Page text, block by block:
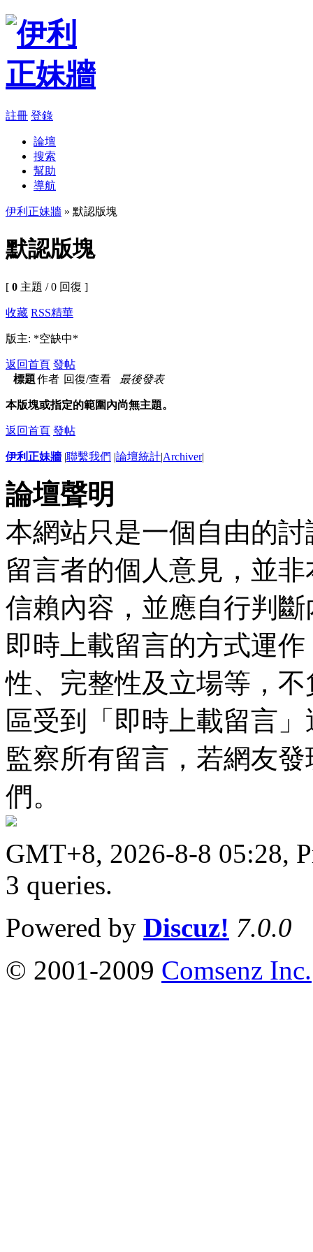
註冊 登錄
論壇
搜索
幫助
導航
伊利正妹牆 » 默認版塊
默認版塊
[ 0 主題 / 0 回復 ]
收藏 RSS精華
版主: *空缺中*
返回首頁 發帖
標題作者 回復/查看 最後發表
本版塊或指定的範圍內尚無主題。
返回首頁 發帖
伊利正妹牆 |聯繫我們 |論壇統計|Archiver|
論壇聲明
本網站只是一個自由的
留言者的個人意見，並
信賴內容，並應自行判
即時上載留言的方式運
性、完整性及立場等，
區受到「即時上載留言
監察所有留言，若網友
們。
GMT+8, 2026-8-8 05:28,
3 queries.
Powered by Discuz! 7.0.0
© 2001-2009 Comsenz Inc.